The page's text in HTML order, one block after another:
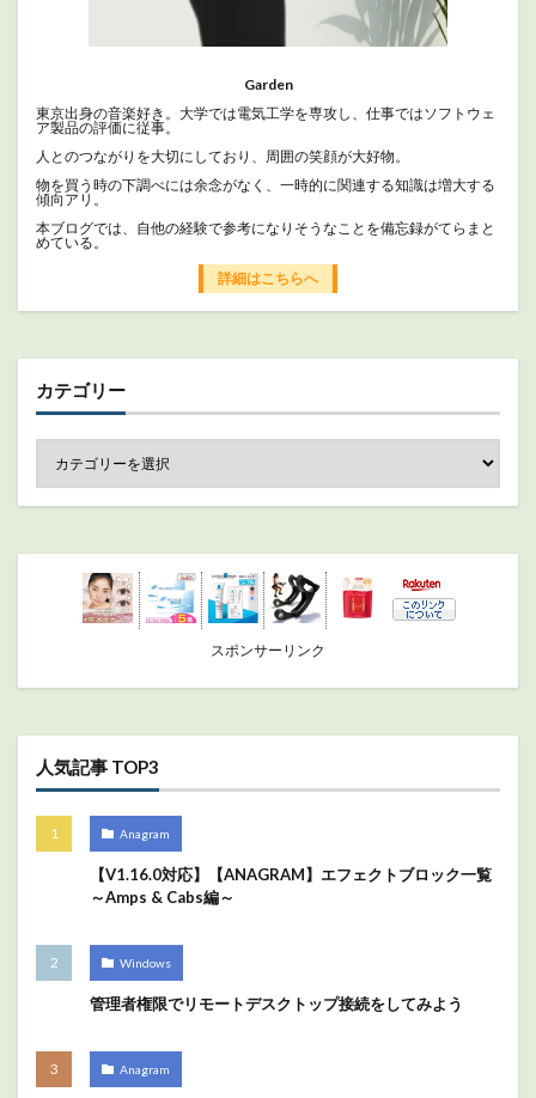
Garden
東京出身の音楽好き。大学では電気工学を専攻し、仕事ではソフトウェ
ア製品の評価に従事。
人とのつながりを大切にしており、周囲の笑顔が大好物。
物を買う時の下調べには余念がなく、一時的に関連する知識は増大する
傾向アリ。
本ブログでは、自他の経験で参考になりそうなことを備忘録がてらまと
めている。
詳細はこちらへ
カテゴリー
スポンサーリンク
人気記事 TOP3
Anagram
【V1.16.0対応】【ANAGRAM】エフェクトブロック一覧
～Amps & Cabs編～
Windows
管理者権限でリモートデスクトップ接続をしてみよう
Anagram